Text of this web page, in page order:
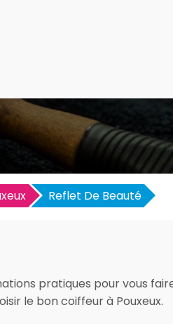
Reflet De Beauté
pratiques pour vous
le bon coiffeur à Pouxeux.